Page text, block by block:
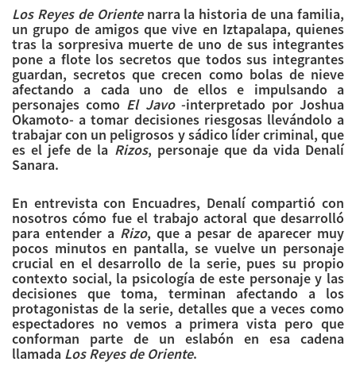
Los Reyes de Orientenarra la historia de una familia,
un grupo de amigos que vive en Iztapalapa, quienes
tras la sorpresiva muerte de uno de sus integrantes
pone a flote los secretos que todos sus integrantes
guardan, secretos que crecen como bolas de nieve
afectando a cada uno de ellos e impulsando a
personajes como El Javo-interpretado por Joshua
Okamoto- a tomar decisiones riesgosas llevándolo a
trabajar con un peligrosos y sádico líder criminal, que
es el jefe de la Rizos, personaje que da vida Denalí
Sanara.
En entrevista con Encuadres, Denalí compartió con
nosotros cómo fue el trabajo actoral que desarrolló
para entender a Rizo, que a pesar de aparecer muy
pocos minutos en pantalla, se vuelve un personaje
crucial en el desarrollo de la serie, pues su propio
contexto social, la psicología de este personaje y las
decisiones que toma, terminan afectando a los
protagonistas de la serie, detalles que a veces como
espectadores no vemos a primera vista pero que
conforman parte de un eslabón en esa cadena
llamada Los Reyes de Oriente.